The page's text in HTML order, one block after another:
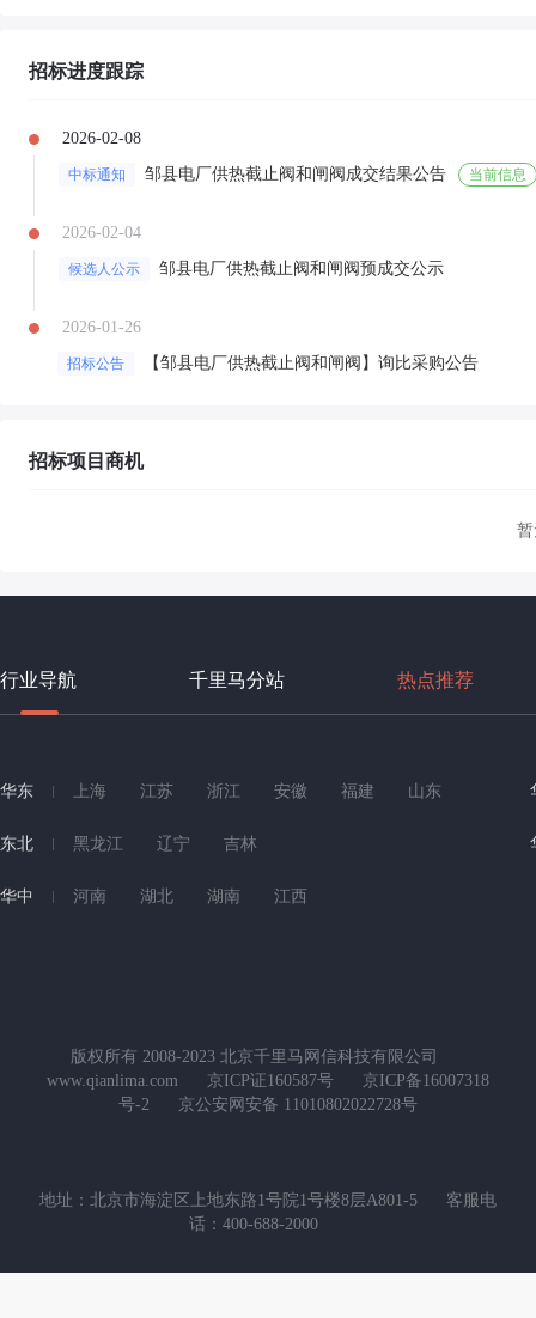
招标进度跟踪
2026-02-08
中标通知 邹县电厂供热截止阀和闸阀成交结果公告 当前信息
2026-02-04
候选人公示 邹县电厂供热截止阀和闸阀预成交公示
2026-01-26
招标公告 【邹县电厂供热截止阀和闸阀】询比采购公告
招标项目商机
行业导航 千里马分站 热点推荐
华东 上海 江苏 浙江 安徽 福建 山东
东北 黑龙江 辽宁 吉林
华中 河南 湖北 湖南 江西
版权所有 2008-2023 北京千里马网信科技有限公司
www.qianlima.com
京ICP证160587号
京ICP备16007318
号-2
京公安网安备 11010802022728号
地址：北京市海淀区上地东路1号院1号楼8层A801-5
客服电
话：400-688-2000